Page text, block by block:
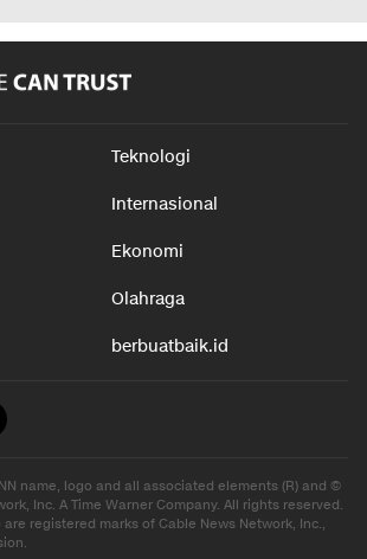
Teknologi
Internasional
Ekonomi
Olahraga
berbuatbaik.id
name, logo and all associated elements (R) and ©
Inc. A Time Warner Company. All rights reserved.
are registered marks of Cable News Network, Inc.,